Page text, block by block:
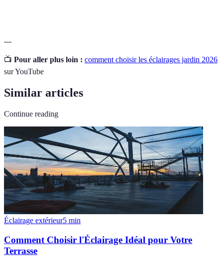
---
📺 Pour aller plus loin : comment choisir les éclairages jardin 2026
sur YouTube
Similar articles
Continue reading
Éclairage extérieur5 min
Comment Choisir l'Éclairage Idéal pour Votre
Terrasse